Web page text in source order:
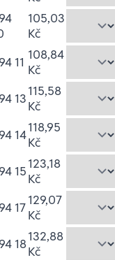
105,03
Kč
11 108,84
Kč
13115,58
Kč
14118,95
Kč
15123,18
Kč
17129,07
Kč
18132,88
Kč